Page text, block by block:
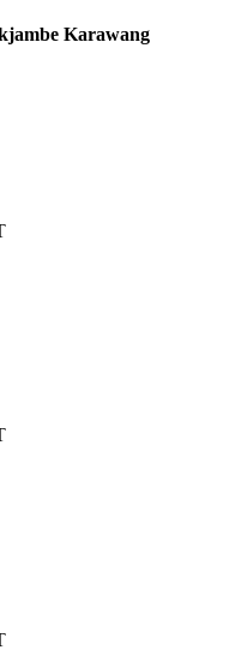
Karawang